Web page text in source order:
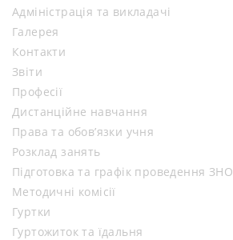
Адміністрація та викладачі
Галерея
Контакти
Звіти
Професії
Дистанційне навчання
Права та обов’язки учня
Розклад занять
Підготовка та графік проведення ЗНО
Методичні комісії
Гуртки
Гуртожиток та їдальня